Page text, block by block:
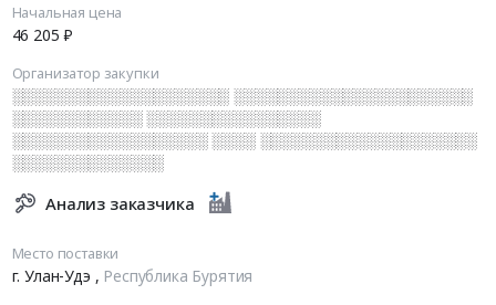
Начальная цена
46 205 ₽
Организатор закупки
░░░░░░░░░░░░░░░░░░░░ ░░░░░░░░░░░░░░░░░░░░░░
░░░░░░░░░░░░ ░░░░░░░░░░░░░░░░
░░░░░░░░░░░░░░░░░░ ░░░░ ░░░░░░░░░░░░░░░░░░░░
░░░░░░░░░░░░░░
Анализ заказчика
Место поставки
г. Улан-Удэ , Республика Бурятия